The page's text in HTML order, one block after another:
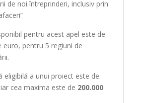
de noi întreprinderi, inclusiv prin
pentru acest apel este de
euro, pentru 5 regiuni de
eligibilă a unui proiect este de
cea maxima este de 200.000